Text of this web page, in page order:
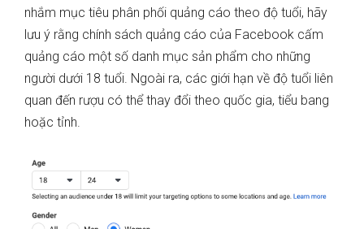
nhắm mục tiêu phân phối quảng cáo theo độ tuổi, hãy
lưu ý rằng chính sách quảng cáo của Facebook cấm
quảng cáo một số danh mục sản phẩm cho những
người dưới 18 tuổi. Ngoài ra, các giới hạn về độ tuổi liên
quan đến rượu có thể thay đổi theo quốc gia, tiểu bang
hoặc tỉnh.